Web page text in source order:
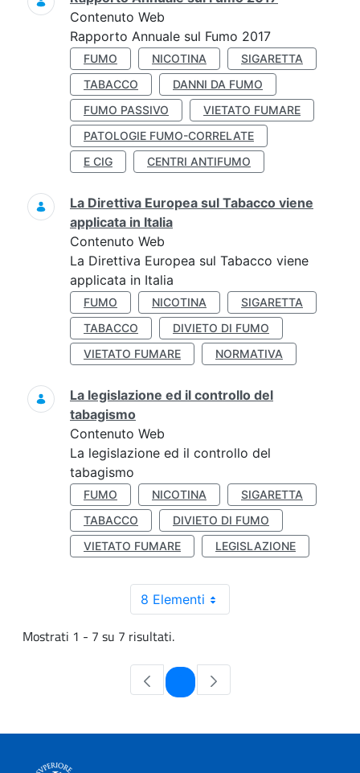
Contenuto Web
Rapporto Annuale sul Fumo 2017
FUMO NICOTINA
SIGARETTA
TABACCO
DANNI DA FUMO
FUMO PASSIVO
VIETATO FUMARE
PATOLOGIE FUMO-CORRELATE
E CIG
CENTRI ANTIFUMO
La Direttiva Europea sul Tabacco viene
applicata in Italia
Contenuto Web
La Direttiva Europea sul Tabacco viene
applicata in Italia
FUMO NICOTINA
SIGARETTA
TABACCO
DIVIETO DI FUMO
VIETATO FUMARE
NORMATIVA
La legislazione ed il controllo del
tabagismo
Contenuto Web
La legislazione ed il controllo del
tabagismo
FUMO NICOTINA
SIGARETTA
TABACCO
DIVIETO DI FUMO
VIETATO FUMARE
LEGISLAZIONE
8 Elementi
Mostrati 1 - 7 su 7 risultati.
Pagina